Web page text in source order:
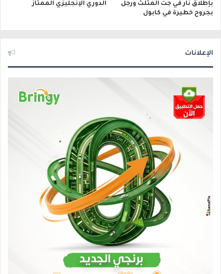
بإطلاق نار في جت المثلث ورجل
بجروح خطيرة في كابول
الدوري الإنجليزي الممتاز
الإعلانات